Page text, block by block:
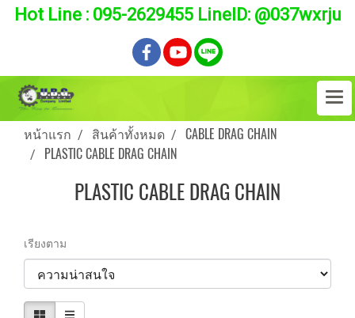
Hot Line : 095-2629455 LineID: @037wxrju
หน้าแรก สินค้าทั้งหมด
CABLE DRAG CHAIN
PLASTIC CABLE DRAG CHAIN
PLASTIC CABLE DRAG CHAIN
เรียงตาม